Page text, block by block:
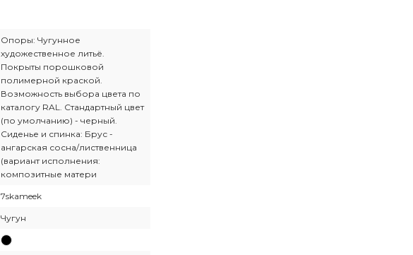
Опоры: Чугунное
художественное литьё.
Покрыты порошковой
полимерной краской.
Возможность выбора цвета по
каталогу RAL. Стандартный цвет
(по умолчанию) - черный.
Сиденье и спинка: Брус -
ангарская сосна/лиственница
(вариант исполнения:
композитные матери
7skameek
Чугун